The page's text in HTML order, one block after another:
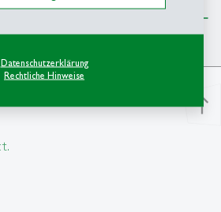
Datenschutzerklärung
Rechtliche Hinweise
Zurück nach oben
north